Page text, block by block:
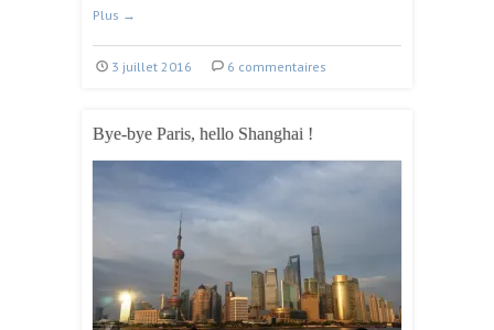
Plus →
3 juillet 2016 6 commentaires
Bye-bye Paris, hello Shanghai !